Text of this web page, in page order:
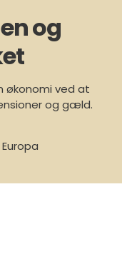
og
økonomi ved at
og gæld.